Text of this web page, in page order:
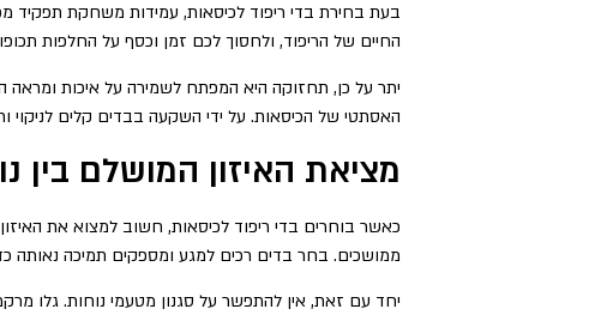
בעת בחירת בדי ריפוד לכיסאות, עמידות משחקת תפקיד
החיים של הריפוד, ולחסוך לכם זמן וכסף על החלפות
יתר על כן, תחזוקה היא המפתח לשמירה על איכות ומראה
האסתטי של הכיסאות. על ידי השקעה בבדים קלים
מציאת האיזון המושלם בין
כאשר בוחרים בדי ריפוד לכיסאות, חשוב למצוא את
ממושכים. בחר בדים רכים למגע ומספקים תמיכה
יחד עם זאת, אין להתפשר על סגנון מטעמי נוחות. גלו